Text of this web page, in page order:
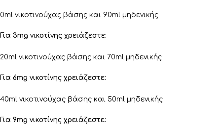
0ml νικοτινούχας βάσης και 90ml μηδενικής
Για 3mg νικοτίνης χρειάζεστε:
20ml νικοτινούχας βάσης και 70ml μηδενικής
Για 6mg νικοτίνης χρειάζεστε:
40ml νικοτινούχας βάσης και 50ml μηδενικής
Για 9mg νικοτίνης χρειάζεστε: